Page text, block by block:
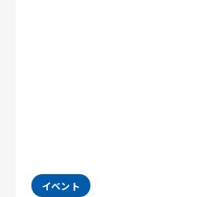
イベント